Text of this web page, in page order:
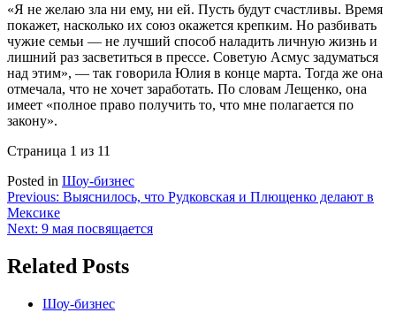
«Я не желаю зла ни ему, ни ей. Пусть будут счастливы. Время
покажет, насколько их союз окажется крепким. Но разбивать
чужие семьи — не лучший способ наладить личную жизнь и
лишний раз засветиться в прессе. Советую Асмус задуматься
над этим», — так говорила Юлия в конце марта. Тогда же она
отмечала, что не хочет заработать. По словам Лещенко, она
имеет «полное право получить то, что мне полагается по
закону».
Страница 1 из 11
Posted in Шоу-бизнес
Навигация
по
Previous: Выяснилось, что Рудковская и Плющенко делают в
Мексике
Next: 9 мая посвящается
Related Posts
Шоу-бизнес